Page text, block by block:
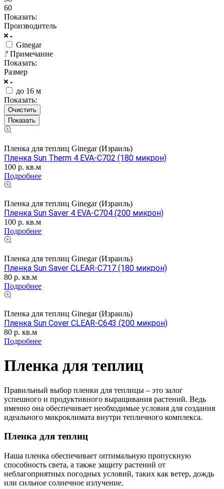
60
Показать:
Производитель
Ginegar
? Примечание
Показать:
Размер
до 16 м
Показать:
Очистить
Пленка для теплиц Ginegar (Израиль)
Пленка Sun Therm 4 EVA-C702 (180 микрон)
100 р. кв.м
Подробнее
Пленка для теплиц Ginegar (Израиль)
Пленка Sun Saver 4 EVA-C704 (200 микрон)
100 р. кв.м
Подробнее
Пленка для теплиц Ginegar (Израиль)
Пленка Sun Saver CLEAR-C717 (180 микрон)
80 р. кв.м
Подробнее
Пленка для теплиц Ginegar (Израиль)
Пленка Sun Cover CLEAR-C643 (200 микрон)
80 р. кв.м
Подробнее
Пленка для теплиц
Правильный выбор пленки для теплицы – это залог
успешного и продуктивного выращивания растений. Ведь
именно она обеспечивает необходимые условия для создания
идеального микроклимата внутри тепличного комплекса.
Пленка для теплиц
Наша пленка обеспечивает оптимальную пропускную
способность света, а также защиту растений от
неблагоприятных погодных условий, таких как ветер, дождь
или сильное солнечное излучение.